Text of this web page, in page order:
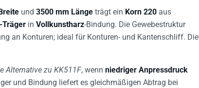
und 3500 mm Länge trägt ein Korn 220 aus
Träger in Vollkunstharz-Bindung. Die Gewebestruktur
an Konturen; ideal für Konturen- und Kantenschliff. Die
Alternative zu KK511F, wenn niedriger Anpressdruck
und Bindung liefert es gleichmäßigen Abtrag bei